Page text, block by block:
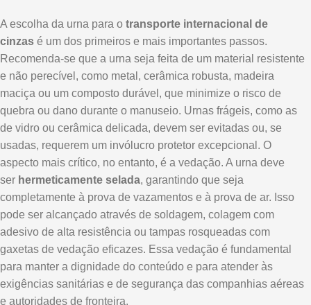
A escolha da urna para o transporte internacional de
cinzas é um dos primeiros e mais importantes passos.
Recomenda-se que a urna seja feita de um material resistente
e não perecível, como metal, cerâmica robusta, madeira
maciça ou um composto durável, que minimize o risco de
quebra ou dano durante o manuseio. Urnas frágeis, como as
de vidro ou cerâmica delicada, devem ser evitadas ou, se
usadas, requerem um invólucro protetor excepcional. O
aspecto mais crítico, no entanto, é a vedação. A urna deve
ser hermeticamente selada, garantindo que seja
completamente à prova de vazamentos e à prova de ar. Isso
pode ser alcançado através de soldagem, colagem com
adesivo de alta resistência ou tampas rosqueadas com
gaxetas de vedação eficazes. Essa vedação é fundamental
para manter a dignidade do conteúdo e para atender às
exigências sanitárias e de segurança das companhias aéreas
e autoridades de fronteira.